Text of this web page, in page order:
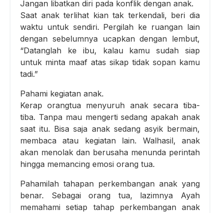
Jangan libatkan diri pada konflik dengan anak.
Saat anak terlihat kian tak terkendali, beri dia
waktu untuk sendiri. Pergilah ke ruangan lain
dengan sebelumnya ucapkan dengan lembut,
“Datanglah ke ibu, kalau kamu sudah siap
untuk minta maaf atas sikap tidak sopan kamu
tadi.”
Pahami kegiatan anak.
Kerap orangtua menyuruh anak secara tiba-
tiba. Tanpa mau mengerti sedang apakah anak
saat itu. Bisa saja anak sedang asyik bermain,
membaca atau kegiatan lain. Walhasil, anak
akan menolak dan berusaha menunda perintah
hingga memancing emosi orang tua.
Pahamilah tahapan perkembangan anak yang
benar. Sebagai orang tua, lazimnya Ayah
memahami setiap tahap perkembangan anak